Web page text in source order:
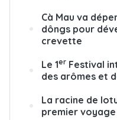
Cà Mau va
dôngs pour
crevette
Le 1er Festival
des arômes et
La racine de
premier